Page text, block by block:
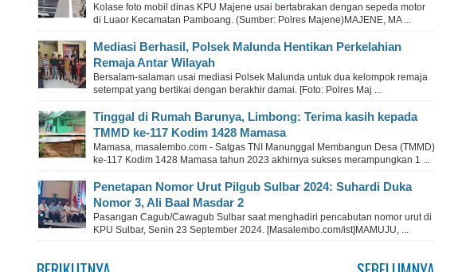
Kolase foto mobil dinas KPU Majene usai bertabrakan dengan sepeda motor
di Luaor Kecamatan Pamboang. (Sumber: Polres Majene)MAJENE, MA ...
Mediasi Berhasil, Polsek Malunda Hentikan Perkelahian
Remaja Antar Wilayah
Bersalam-salaman usai mediasi Polsek Malunda untuk dua kelompok remaja
setempat yang bertikai dengan berakhir damai. [Foto: Polres Maj ...
Tinggal di Rumah Barunya, Limbong: Terima kasih kepada
TMMD ke-117 Kodim 1428 Mamasa
Mamasa, masalembo.com - Satgas TNI Manunggal Membangun Desa (TMMD)
ke-117 Kodim 1428 Mamasa tahun 2023 akhirnya sukses merampungkan 1 ...
Penetapan Nomor Urut Pilgub Sulbar 2024: Suhardi Duka
Nomor 3, Ali Baal Masdar 2
Pasangan Cagub/Cawagub Sulbar saat menghadiri pencabutan nomor urut di
KPU Sulbar, Senin 23 September 2024. [Masalembo.com/ist]MAMUJU, ...